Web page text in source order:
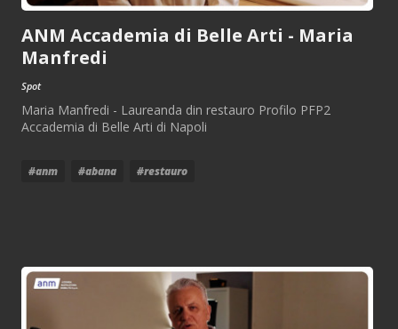
ANM Accademia di Belle Arti - Maria
Manfredi
Spot
Maria Manfredi - Laureanda din restauro Profilo PFP2
Accademia di Belle Arti di Napoli
#anm #abana #restauro